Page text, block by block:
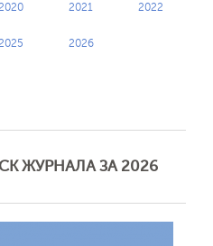
2021 2022
2026
ЖУРНАЛА ЗА 2026